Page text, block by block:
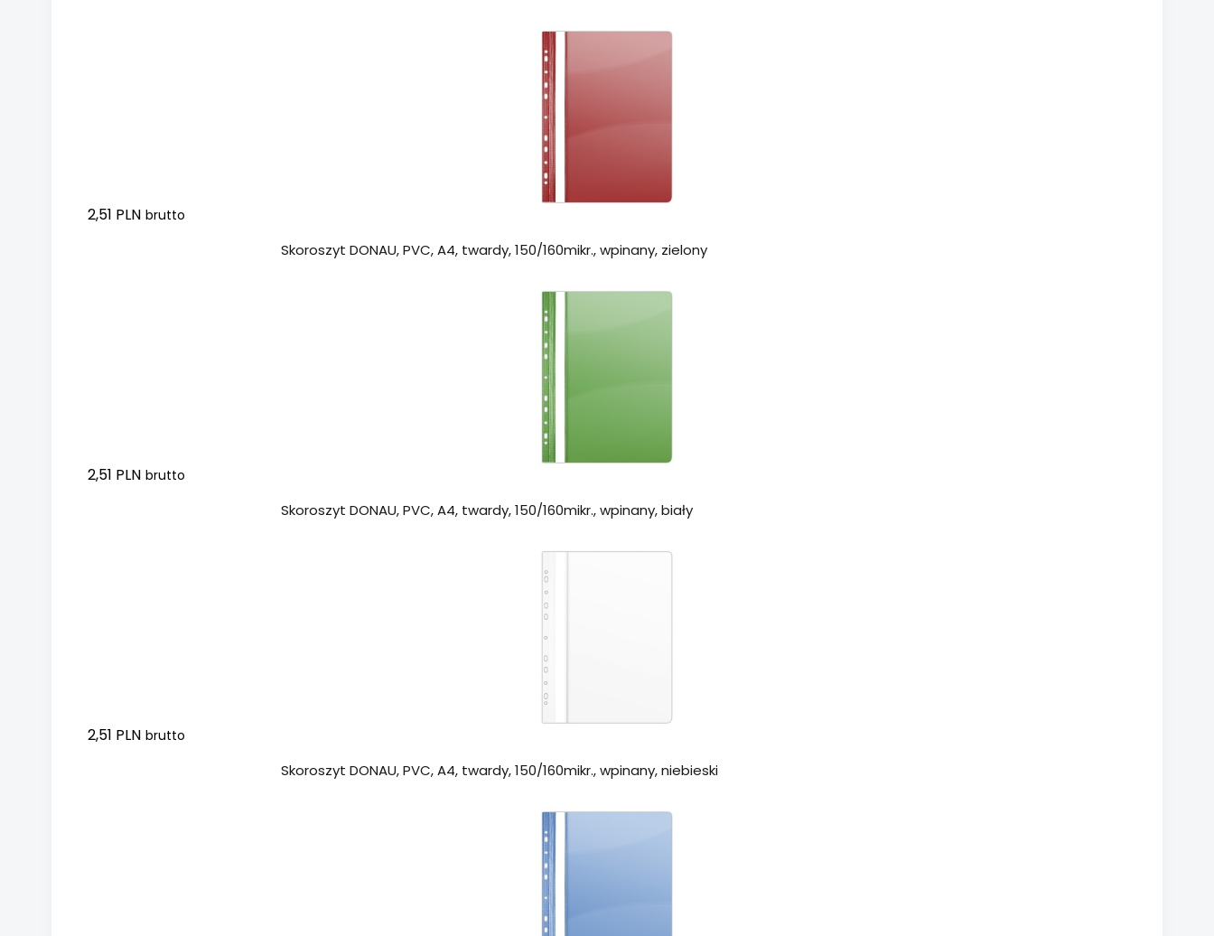
2,51 PLN brutto
Skoroszyt DONAU, PVC, A4, twardy, 150/160mikr., wpinany, zielony
2,51 PLN brutto
Skoroszyt DONAU, PVC, A4, twardy, 150/160mikr., wpinany, biały
2,51 PLN brutto
Skoroszyt DONAU, PVC, A4, twardy, 150/160mikr., wpinany, niebieski